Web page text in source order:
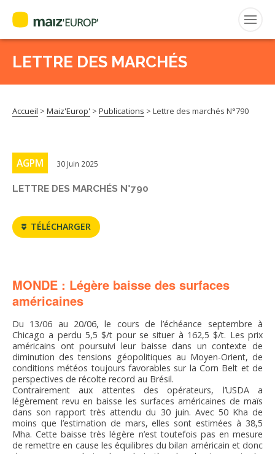
Rechercher
:
MAIZ’EUROP’
CERTIFICATION CE2+
AGPM MAÏS DOUX
FNPSMS
IRRIGANTS DE FRANCE
GERM-SERVICES
EMPLOI
LETTRE DES MARCHÉS
Accueil > Maiz'Europ' > Publications > Lettre des marchés N°790
AGPM 30 Juin 2025
LETTRE DES MARCHÉS N°790
TÉLÉCHARGER
MONDE : Légère baisse des surfaces
américaines
Du 13/06 au 20/06, le cours de l’échéance septembre à
Chicago a perdu 5,5 $/t pour se situer à 162,5 $/t. Les prix
américains ont poursuivi leur baisse dans un contexte de
diminution des tensions géopolitiques au Moyen-Orient, de
conditions météos toujours favorables sur la Corn Belt et de
perspectives de récolte record au Brésil.
Contrairement aux attentes des opérateurs, l’USDA a
légèrement revu en baisse les surfaces américaines de maïs
dans son rapport très attendu du 30 juin. Avec 50 Kha de
moins que l’estimation de mars, elles sont estimées à 38,5
Mha. Cette baisse très légère n’est toutefois pas en mesure
de remettre en cause les équilibres du bilan américain et donc